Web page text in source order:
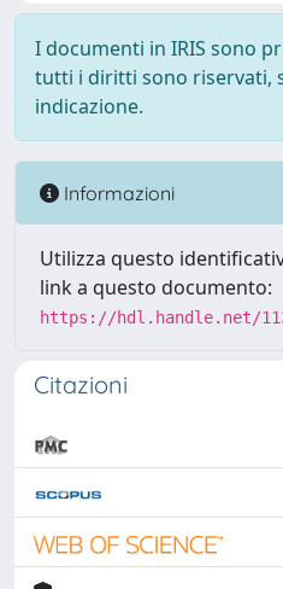
I documenti in IRIS sono
tutti i diritti sono riservati,
indicazione.
Informazioni
Utilizza questo
link a questo documento:
https://hdl.handle.net/
Citazioni